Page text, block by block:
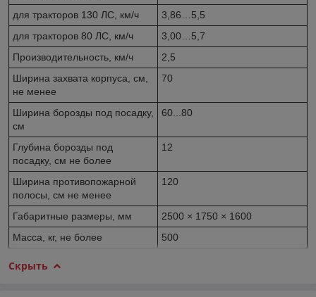
для тракторов 130 ЛС, км/ч
3,86…5,5
для тракторов 80 ЛС, км/ч
3,00…5,7
Производительность, км/ч
2,5
Ширина захвата корпуса, см,
не менее
70
Ширина борозды под посадку,
см
60...80
Глубина борозды под
посадку, см не более
12
Ширина противопожарной
полосы, см не менее
120
Габаритные размеры, мм
2500 × 1750 × 1600
Масса, кг, не более
500
Скрыть